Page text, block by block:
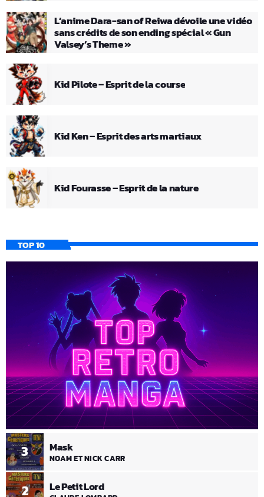
L’anime Dara-san of Reiwa dévoile une vidéo
sans crédits de son ending spécial « Gun
Valsey’s Theme »
Kid Pilote – Esprit de la course
Kid Ken – Esprit des arts martiaux
Kid Fourasse – Esprit de la nature
TOP 10
2 Le Petit Lord
3 Mask
NOAM ET NICK CARR